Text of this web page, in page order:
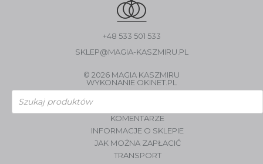
+48 533 501 533
SKLEP@MAGIA-KASZMIRU.PL
© 2026 MAGIA KASZMIRU
WYKONANIE OKINET.PL
Wyszukiwarka
produktów
KOMENTARZE
INFORMACJE O SKLEPIE
JAK MOŻNA ZAPŁACIĆ
TRANSPORT